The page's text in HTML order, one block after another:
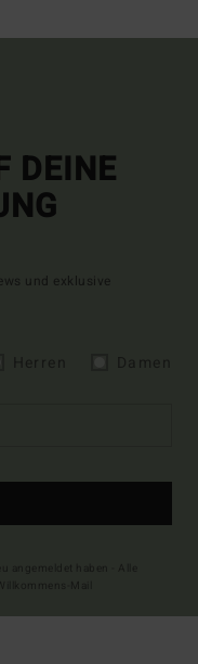
DEINE
und exklusive